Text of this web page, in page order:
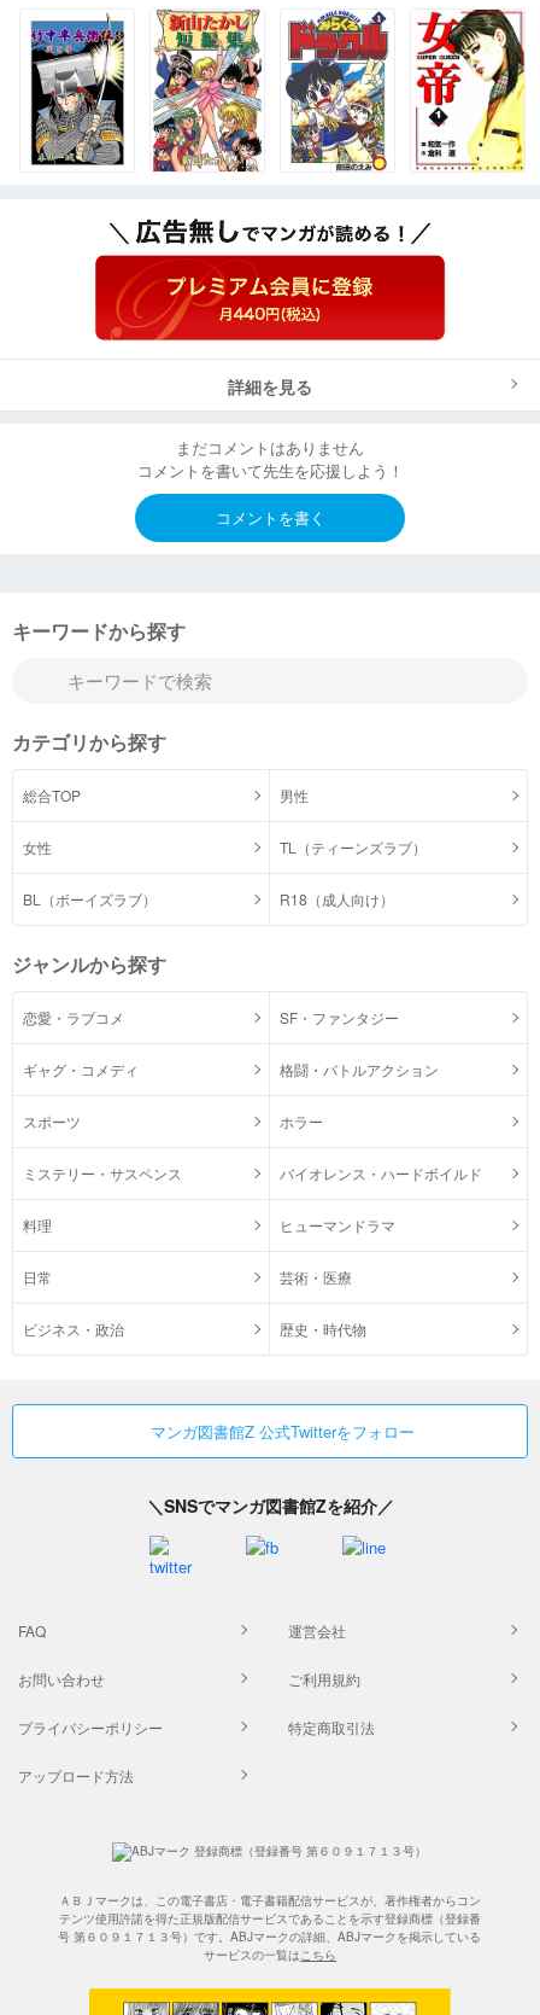
詳細を見る
まだコメントはありません
コメントを書いて先生を応援しよう！
コメントを書く
キーワードから探す
カテゴリから探す
総合TOP 男性
女性 TL（ティーンズラブ）
BL（ボーイズラブ） R18（成人向け）
ジャンルから探す
恋愛・ラブコメ SF・ファンタジー
ギャグ・コメディ 格闘・バトルアクション
スポーツ ホラー
ミステリー・サスペンス バイオレンス・ハードボイルド
料理 ヒューマンドラマ
日常 芸術・医療
ビジネス・政治 歴史・時代物
マンガ図書館Z 公式Twitterをフォロー
＼SNSでマンガ図書館Zを紹介／
FAQ 運営会社
お問い合わせ ご利用規約
プライバシーポリシー 特定商取引法
アップロード方法
ＡＢＪマークは、この電子書店・電子書籍配信サービスが、著作権者からコン
テンツ使用許諾を得た正規版配信サービスであることを示す登録商標（登録番
号 第６０９１７１３号）です。ABJマークの詳細、ABJマークを掲示している
サービスの一覧はこちら